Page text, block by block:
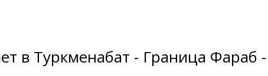
в Туркменабат - Граница Фараб